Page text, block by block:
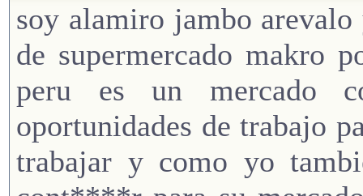
soy alamiro jambo
de supermercado makro
peru es un mercado
oportunidades de trabajo
trabajar y como yo